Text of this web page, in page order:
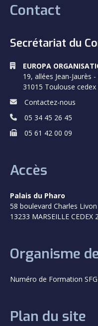
Contact
Secrétariat du
EUROPA
19, allées Jean-Jaurès
31015 Toulouse cedex
Contactez-nous
05 34 45 26 45
05 61 42 00 09
Accès
Palais du Pharo
58 boulevard Charles Livon
13233 MARSEILLE CEDEX
Organisme
Numéro de Formation
Plan du site